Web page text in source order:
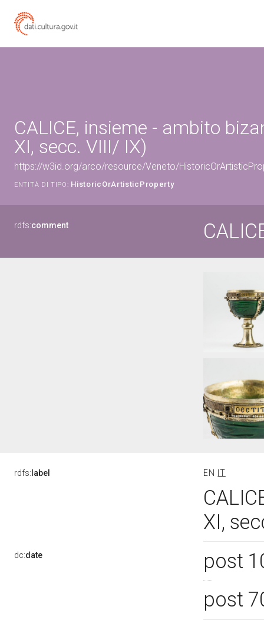
CALICE, insieme - ambito
XI, secc. VIII/ IX)
https://w3id.org/arco/resource/Veneto/
ENTITÀ DI TIPO: HistoricOrArtisticProperty
rdfs:comment
rdfs: label EN IT
XI,
dc:date
post
post